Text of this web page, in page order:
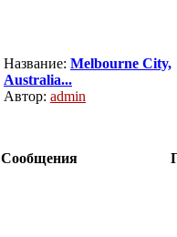
Название: Melbourne City,
Australia...
Автор: admin
Сообщения